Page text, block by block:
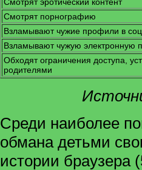
Смотрят порнографию
Взламывают чужие профили в
Взламывают чужую электронную
Обходят ограничения доступа,
родителями
Среди наиболее
обмана детьми
истории браузера